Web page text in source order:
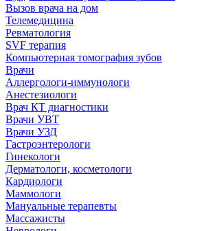
Вызов врача на дом
Телемедицина
Ревматология
SVF терапия
Компьютерная томография зубов
Врачи
Аллергологи-иммунологи
Анестезиологи
Врач КТ диагностики
Врачи УВТ
Врачи УЗД
Гастроэнтерологи
Гинекологи
Дерматологи, косметологи
Кардиологи
Маммологи
Мануальные терапевты
Массажисты